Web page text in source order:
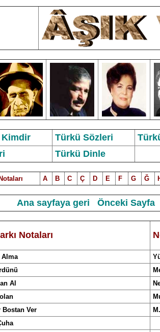
Kimdir Türkü Sözleri
Türkü Dinle
ı A B C Ç D E F G Ğ
Ana sayfaya geri Önceki Sayfa
Notaları
Al
Bostan Ver